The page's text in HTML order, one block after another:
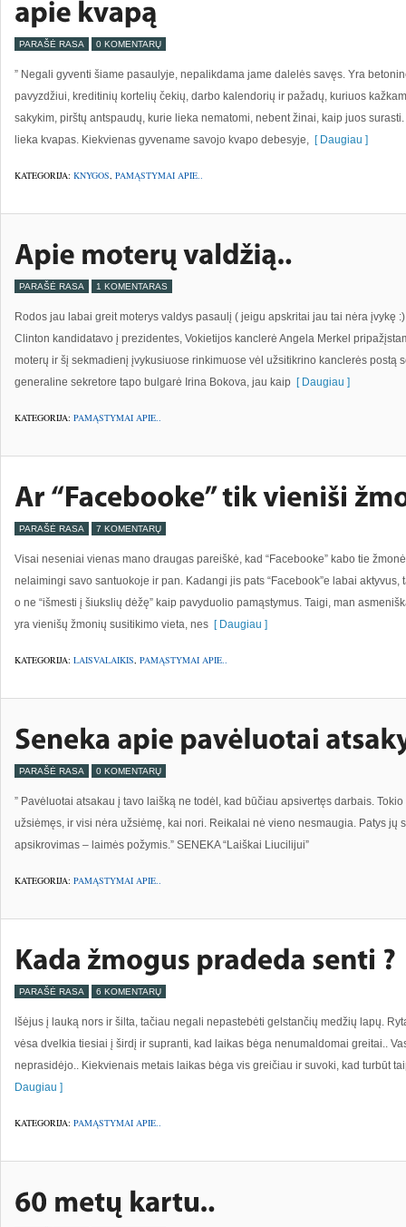
PARAŠĖ RASA 0 KOMENTARŲ
” Negali gyventi šiame pasaulyje, nepalikdama jame dalelės savęs. Yra
pavyzdžiui, kreditinių kortelių čekių, darbo kalendorių ir pažadų, kuriuos
sakykim, pirštų antspaudų, kurie lieka nematomi, nebent žinai, kaip juos
lieka kvapas. Kiekvienas gyvename savojo kvapo debesyje, [ Daugiau ]
KATEGORIJA: KNYGOS, PAMĄSTYMAI APIE..
PARAŠĖ RASA 1 KOMENTARAS
Rodos jau labai greit moterys valdys pasaulį ( jeigu apskritai jau tai nėra įvykę
Clinton kandidatavo į prezidentes, Vokietijos kanclerė Angela Merkel
moterų ir šį sekmadienį įvykusiuose rinkimuose vėl užsitikrino kanclerės postą
generaline sekretore tapo bulgarė Irina Bokova, jau kaip [ Daugiau ]
KATEGORIJA: PAMĄSTYMAI APIE..
PARAŠĖ RASA 7 KOMENTARŲ
Visai neseniai vienas mano draugas pareiškė, kad “Facebooke” kabo tie
nelaimingi savo santuokoje ir pan. Kadangi jis pats “Facebook”e labai
o ne “išmesti į šiukslių dėžę” kaip pavyduolio pamąstymus. Taigi, man
yra vienišų žmonių susitikimo vieta, nes [ Daugiau ]
KATEGORIJA: LAISVALAIKIS, PAMĄSTYMAI APIE..
PARAŠĖ RASA 0 KOMENTARŲ
” Pavėluotai atsakau į tavo laišką ne todėl, kad būčiau apsivertęs darbais.
užsiėmęs, ir visi nėra užsiėmę, kai nori. Reikalai nė vieno nesmaugia. Patys jų
apsikrovimas – laimės požymis.” SENEKA “Laiškai Liucilijui”
KATEGORIJA: PAMĄSTYMAI APIE..
PARAŠĖ RASA 6 KOMENTARŲ
Išėjus į lauką nors ir šilta, tačiau negali nepastebėti gelstančių medžių lapų.
vėsa dvelkia tiesiai į širdį ir supranti, kad laikas bėga nenumaldomai greitai..
neprasidėjo.. Kiekvienais metais laikas bėga vis greičiau ir suvoki, kad turbūt
Daugiau ]
KATEGORIJA: PAMĄSTYMAI APIE..